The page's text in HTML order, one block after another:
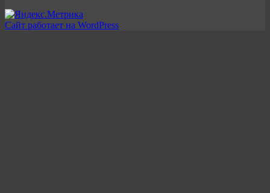
Сайт работает на WordPress